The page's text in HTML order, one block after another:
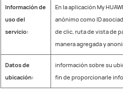
Información de
uso del
servicio:
En la aplicación My
anónimo como ID
de clic, ruta de vista de
manera agregada y
Datos de
ubicación:
información sobre su
fin de proporcionarle